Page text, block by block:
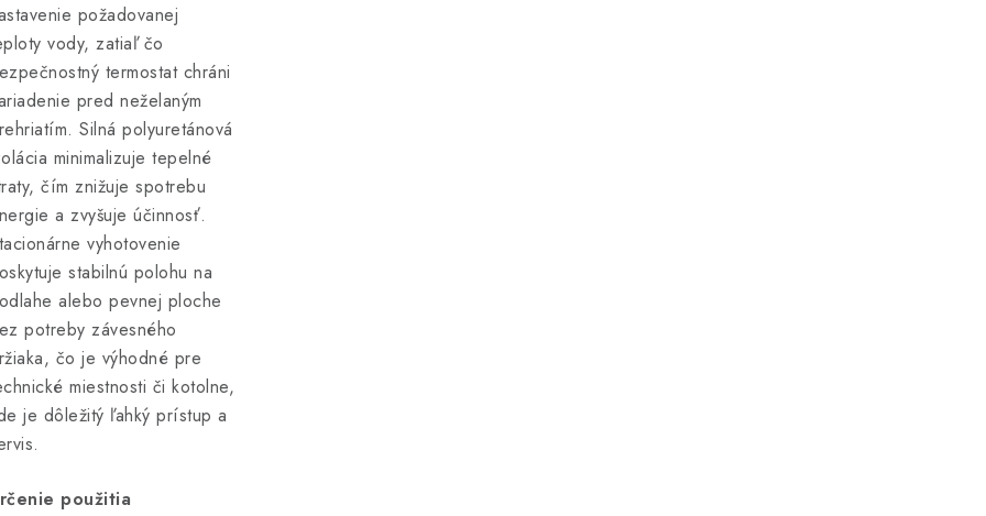
požadovanej
vody, zatiaľ čo
termostat chráni
pred neželaným
Silná polyuretánová
minimalizuje tepelné
čím znižuje spotrebu
a zvyšuje účinnosť.
vyhotovenie
stabilnú polohu na
alebo pevnej ploche
potreby závesného
čo je výhodné pre
miestnosti či kotolne,
je dôležitý ľahký prístup a
použitia